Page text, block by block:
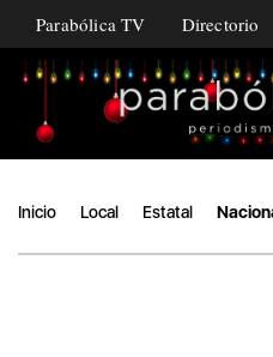
Parabólica TV Directorio
Inicio Local Estatal